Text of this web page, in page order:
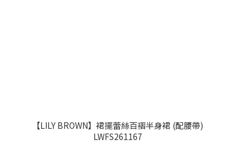
【LILY BROWN】裙擺蕾絲百褶半身裙 (配腰帶)
LWFS261167